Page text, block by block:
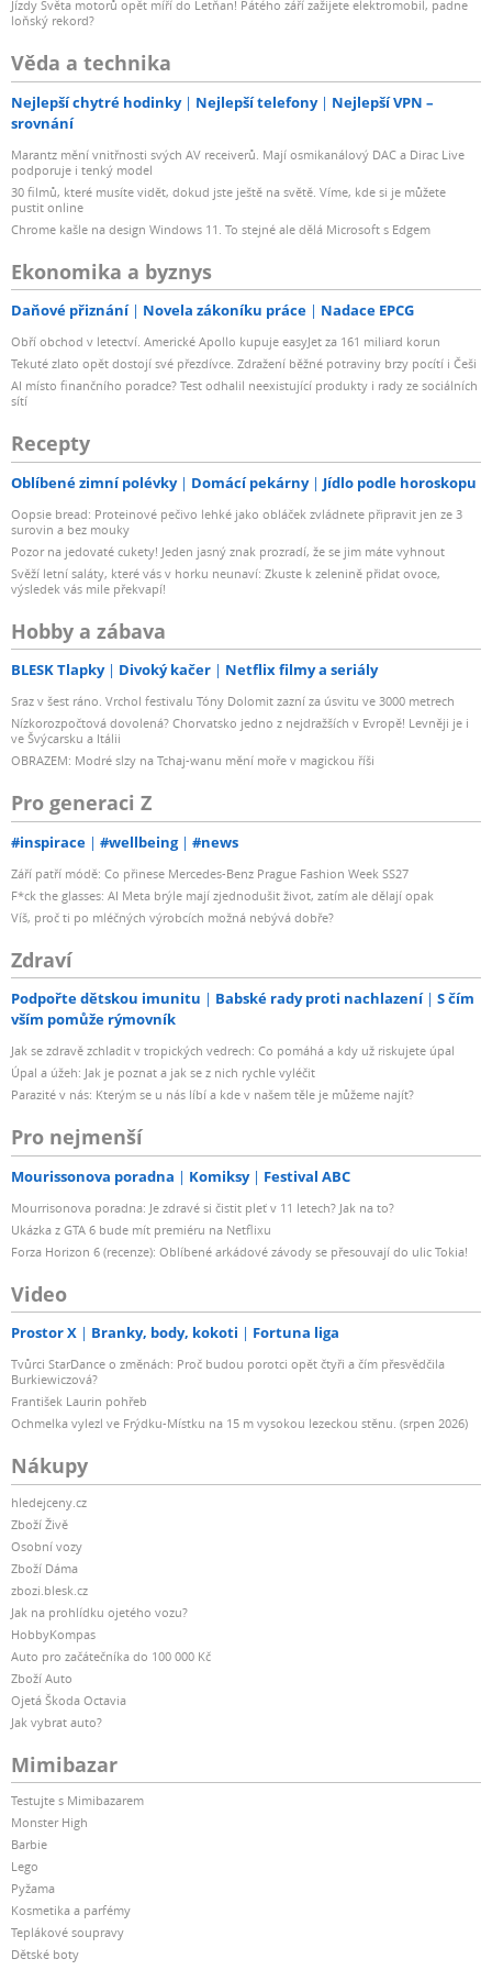
Jízdy Světa motorů opět míří do Letňan! Pátého září zažijete elektromobil, padne
loňský rekord?
Věda a technika
Nejlepší chytré hodinky Nejlepší telefony
Nejlepší VPN –
srovnání
Marantz mění vnitřnosti svých AV receiverů. Mají osmikanálový DAC a Dirac Live
podporuje i tenký model
30 filmů, které musíte vidět, dokud jste ještě na světě. Víme, kde si je můžete
pustit online
Chrome kašle na design Windows 11. To stejné ale dělá Microsoft s Edgem
Ekonomika a byznys
Daňové přiznání Novela zákoníku práce Nadace EPCG
Obří obchod v letectví. Americké Apollo kupuje easyJet za 161 miliard korun
Tekuté zlato opět dostojí své přezdívce. Zdražení běžné potraviny brzy pocítí i Češi
AI místo finančního poradce? Test odhalil neexistující produkty i rady ze sociálních
sítí
Recepty
Oblíbené zimní polévky Domácí pekárny Jídlo podle horoskopu
Oopsie bread: Proteinové pečivo lehké jako obláček zvládnete připravit jen ze 3
surovin a bez mouky
Pozor na jedovaté cukety! Jeden jasný znak prozradí, že se jim máte vyhnout
Svěží letní saláty, které vás v horku neunaví: Zkuste k zelenině přidat ovoce,
výsledek vás mile překvapí!
Hobby a zábava
BLESK Tlapky Divoký kačer Netflix filmy a seriály
Sraz v šest ráno. Vrchol festivalu Tóny Dolomit zazní za úsvitu ve 3000 metrech
Nízkorozpočtová dovolená? Chorvatsko jedno z nejdražších v Evropě! Levněji je i
ve Švýcarsku a Itálii
OBRAZEM: Modré slzy na Tchaj-wanu mění moře v magickou říši
Pro generaci Z
#inspirace #wellbeing #news
Září patří módě: Co přinese Mercedes-Benz Prague Fashion Week SS27
F*ck the glasses: AI Meta brýle mají zjednodušit život, zatím ale dělají opak
Víš, proč ti po mléčných výrobcích možná nebývá dobře?
Zdraví
Podpořte dětskou imunitu Babské rady proti nachlazení
S čím
vším pomůže rýmovník
Jak se zdravě zchladit v tropických vedrech: Co pomáhá a kdy už riskujete úpal
Úpal a úžeh: Jak je poznat a jak se z nich rychle vyléčit
Parazité v nás: Kterým se u nás líbí a kde v našem těle je můžeme najít?
Pro nejmenší
Mourissonova poradna Komiksy Festival ABC
Mourrisonova poradna: Je zdravé si čistit pleť v 11 letech? Jak na to?
Ukázka z GTA 6 bude mít premiéru na Netflixu
Forza Horizon 6 (recenze): Oblíbené arkádové závody se přesouvají do ulic Tokia!
Video
Prostor X Branky, body, kokoti Fortuna liga
Tvůrci StarDance o změnách: Proč budou porotci opět čtyři a čím přesvědčila
Burkiewiczová?
František Laurin pohřeb
Ochmelka vylezl ve Frýdku-Místku na 15 m vysokou lezeckou stěnu. (srpen 2026)
Nákupy
hledejceny.cz
Zboží Živě
Osobní vozy
Zboží Dáma
zbozi.blesk.cz
Jak na prohlídku ojetého vozu?
HobbyKompas
Auto pro začátečníka do 100 000 Kč
Zboží Auto
Ojetá Škoda Octavia
Jak vybrat auto?
Mimibazar
Testujte s Mimibazarem
Monster High
Barbie
Lego
Pyžama
Kosmetika a parfémy
Teplákové soupravy
Dětské boty